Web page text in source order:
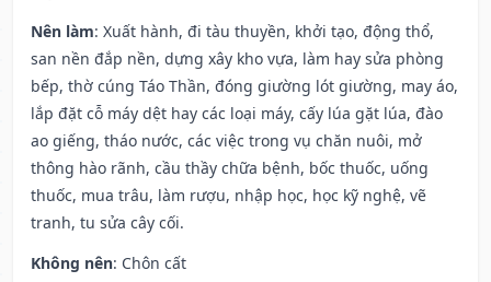
Nên làm: Xuất hành, đi tàu thuyền, khởi tạo, động thổ,
san nền đắp nền, dựng xây kho vựa, làm hay sửa phòng
bếp, thờ cúng Táo Thần, đóng giường lót giường, may áo,
lắp đặt cỗ máy dệt hay các loại máy, cấy lúa gặt lúa, đào
ao giếng, tháo nước, các việc trong vụ chăn nuôi, mở
thông hào rãnh, cầu thầy chữa bệnh, bốc thuốc, uống
thuốc, mua trâu, làm rượu, nhập học, học kỹ nghệ, vẽ
tranh, tu sửa cây cối.
Không nên: Chôn cất